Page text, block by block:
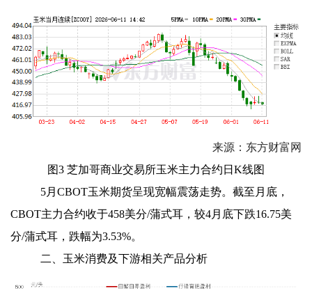
来源：东方财富网
图3 芝加哥商业交易所玉米主力合约日K线图
5月CBOT玉米期货呈现宽幅震荡走势。截至月底，
CBOT主力合约收于458美分/蒲式耳，较4月底下跌16.75美
分/蒲式耳，跌幅为3.53%。
二、玉米消费及下游相关产品分析